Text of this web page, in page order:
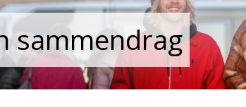
sammendrag